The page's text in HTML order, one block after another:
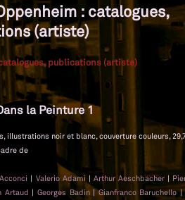
: catalogues,
(artiste)
publications (artiste)
la Peinture 1
illustrations noir et blanc, couverture couleurs,
de
| Valerio Adami| Arthur Aeschbacher|
Artaud | Georges Badin|Gianfranco Baruchello|